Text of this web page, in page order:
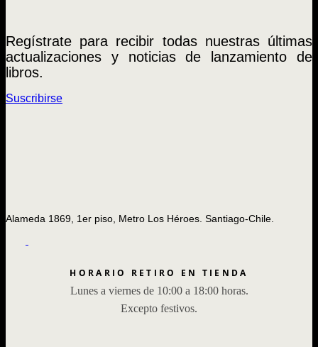
Regístrate para recibir todas nuestras últimas
actualizaciones y noticias de lanzamiento de
libros.
Suscribirse
Alameda 1869, 1er piso, Metro Los Héroes. Santiago-Chile.
HORARIO RETIRO EN TIENDA
Lunes a viernes de 10:00 a 18:00 horas.
Excepto festivos.